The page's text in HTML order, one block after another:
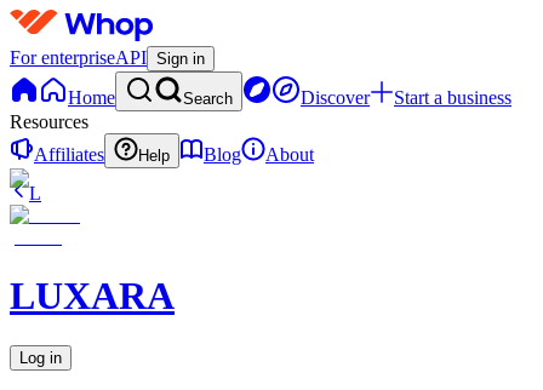
For enterpriseAPI Sign in
Home Search Discover
Start a business
Resources
Affiliates
Help Blog
About
L
LUXARA
Log in